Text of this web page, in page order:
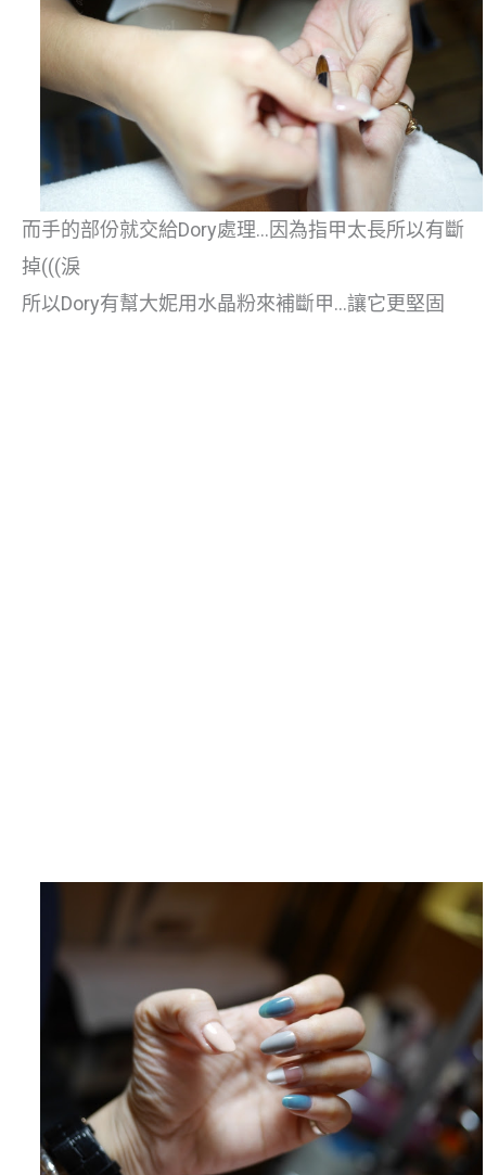
而手的部份就交給Dory處理…因為指甲太長所以有斷
掉(((淚
所以Dory有幫大妮用水晶粉來補斷甲…讓它更堅固